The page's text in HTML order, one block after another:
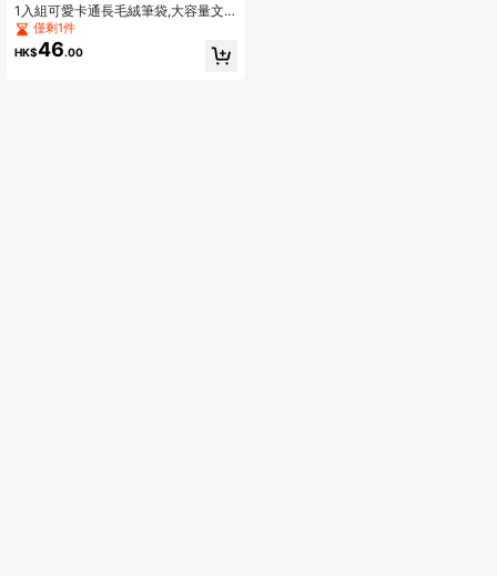
1入組可愛卡通長毛絨筆袋,大容量文
具盒帶3D女孩愛心設計適用於學生
僅剩1件
HK$46.00